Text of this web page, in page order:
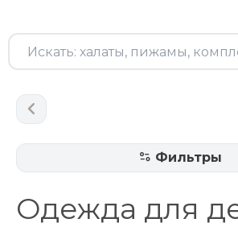
Фильтры
Одежда для